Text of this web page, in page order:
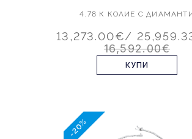
4.78 К КОЛИЕ С
13,273.00€/
16,592.00€
КУПИ
-20%